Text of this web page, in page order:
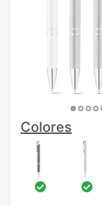
Colores